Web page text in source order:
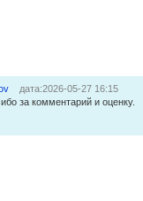
дата:2026-05-27 16:15
за комментарий и оценку.